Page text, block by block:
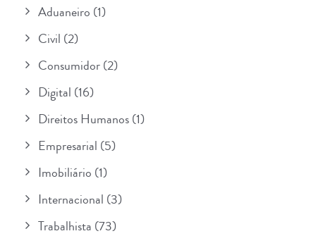
Aduaneiro (1)
Civil (2)
Consumidor(2)
Digital (16)
Direitos Humanos(1)
Empresarial (5)
Imobiliário (1)
Internacional (3)
Trabalhista (73)